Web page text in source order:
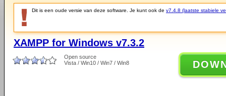
Dit is een oude versie van deze software. Je kunt ook de v7.4.8 (laatste stabiele
XAMPP for Windows v7.3.2
Open source
Vista / Win10 / Win7 / Win8